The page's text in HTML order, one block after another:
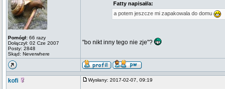
Pomógł: 66 razy
Dołączył: 02 Cze 2007
Posty: 2848
Skąd: Neverwhere
Fatty napisał/a:
a potem jeszcze mi zapakowala do domu
"bo nikt inny tego nie zje"?
kofi Wysłany: 2017-02-07, 09:19